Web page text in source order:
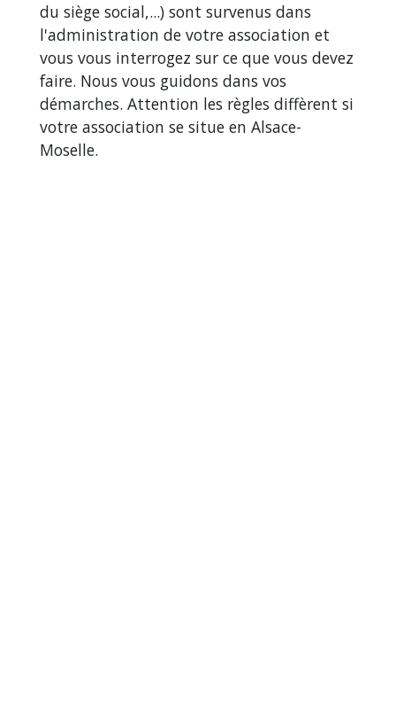
du siège social,...) sont survenus dans
l'administration de votre association et
vous vous interrogez sur ce que vous devez
faire. Nous vous guidons dans vos
démarches. Attention les règles diffèrent si
votre association se situe en Alsace-
Moselle.